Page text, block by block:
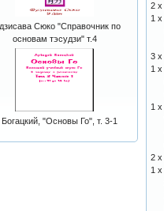
Сюко "Справочник по
основам тэсудзи" т.4
"Основы Го", т. 3-1
2 x
1 x
3 x
1 x
1 x
2 x
1 x